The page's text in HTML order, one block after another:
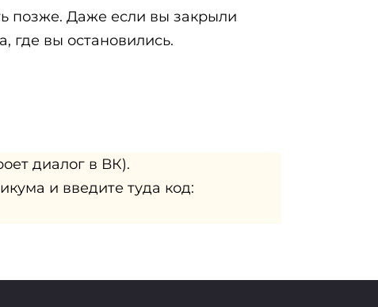
позже. Даже если вы закрыли
где вы остановились.
диалог в ВК).
и введите туда код: